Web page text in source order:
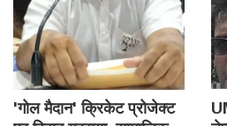
'गोल मैदान' क्रिकेट प्रोजेक्ट